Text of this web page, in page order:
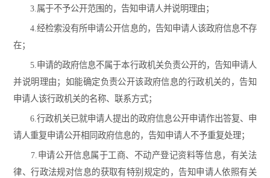
3.属于不予公开范围的，告知申请人并说明理由；
4.经检索没有所申请公开信息的，告知申请人该政府信息不存
在；
5.申请的政府信息不属于本行政机关负责公开的，告知申请人
并说明理由；如能确定负责公开该政府信息的行政机关的，告知
申请人该行政机关的名称、联系方式；
6.行政机关已就申请人提出的政府信息公开申请作出答复、申
请人重复申请公开相同政府信息的，告知申请人不予重复处理；
7.申请公开信息属于工商、不动产登记资料等信息，有关法
律、行政法规对信息的获取有特别规定的，告知申请人依照有关